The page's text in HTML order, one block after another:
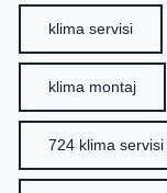
klima servisi
klima montaj
724 klima servisi